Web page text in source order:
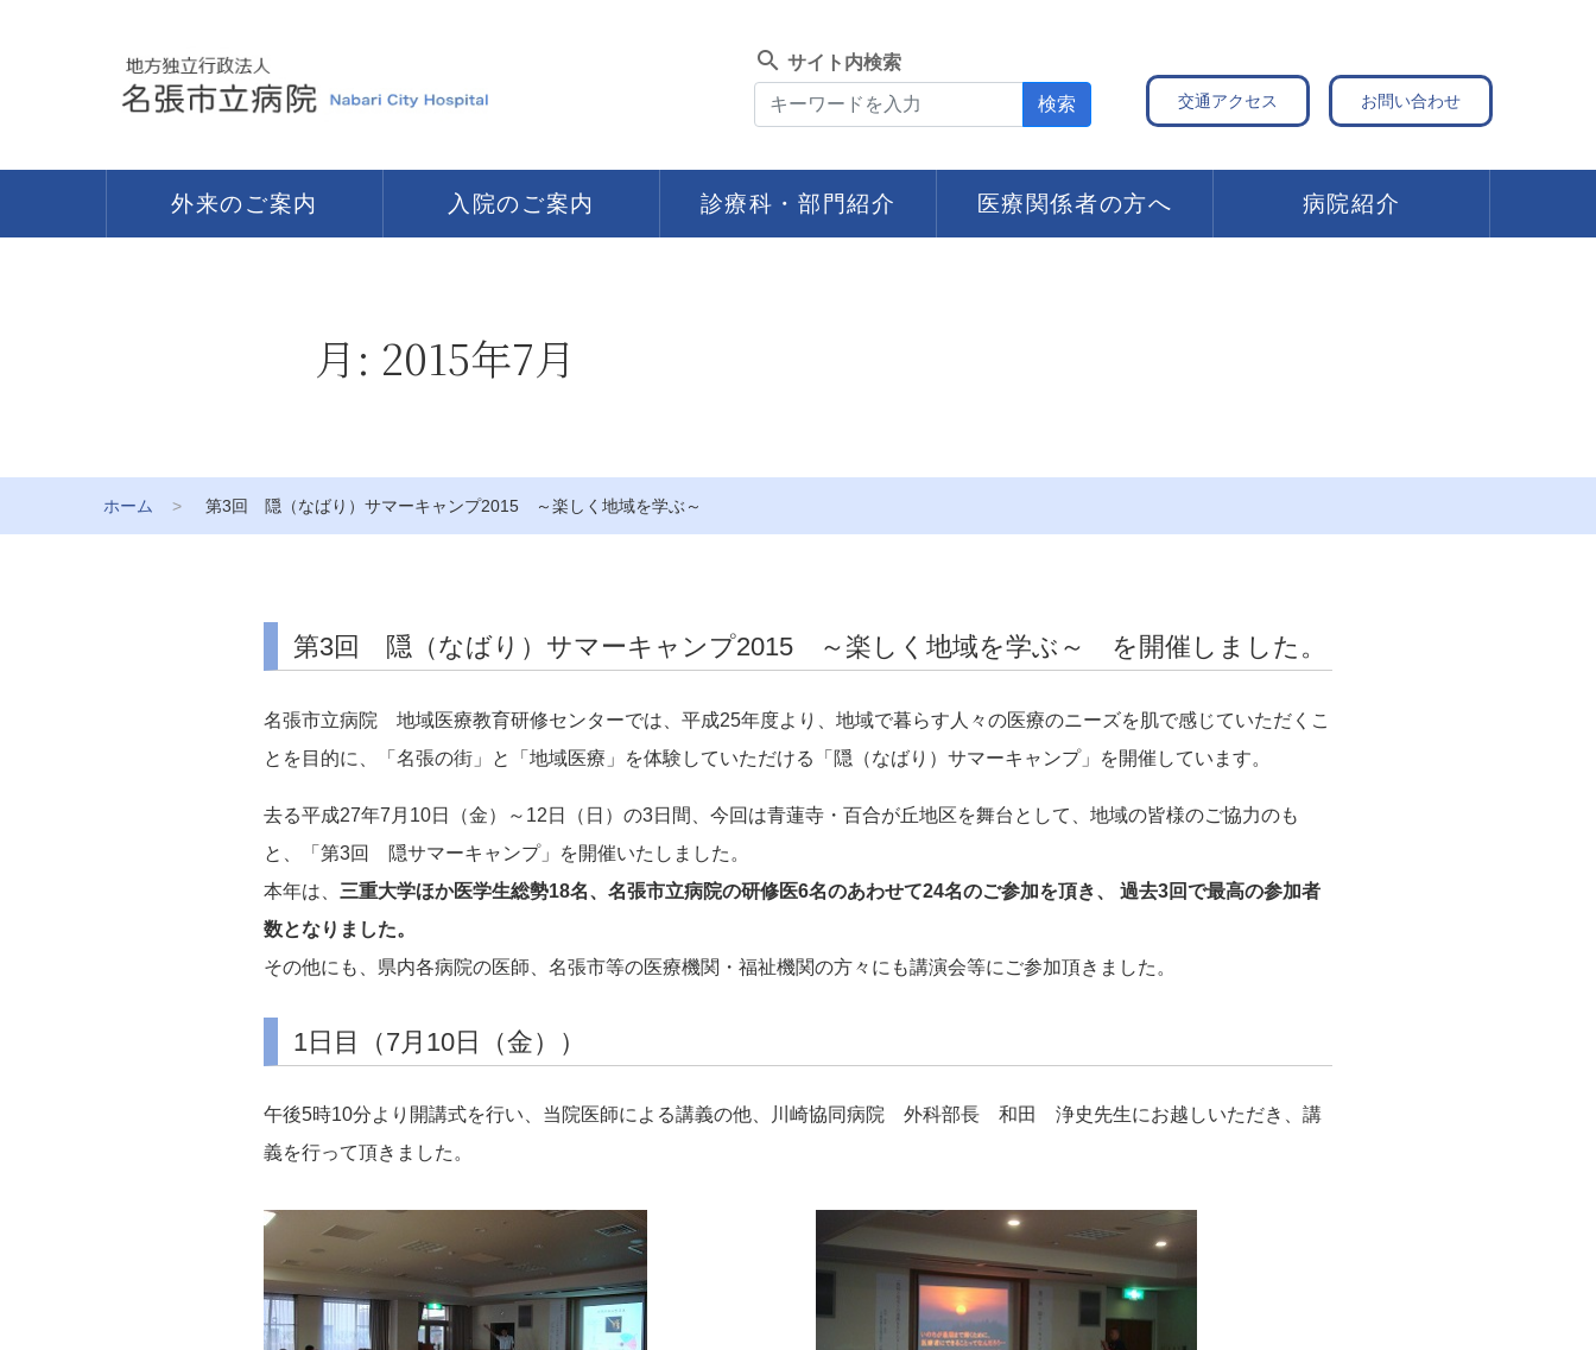
search サイト内検索
検索 交通アクセス お問い合わせ
外来のご案内 入院のご案内 診療科・部門紹介 医療関係者の方へ 病院紹介
月: 2015年7月
ホーム 第3回 隠（なばり）サマーキャンプ2015 ～楽しく地域を学ぶ～
第3回 隠（なばり）サマーキャンプ2015 ～楽しく地域を学ぶ～ を開催しました。
名張市立病院 地域医療教育研修センターでは、平成25年度より、地域で暮らす人々の医療のニーズを肌で感じていただくこ
とを目的に、「名張の街」と「地域医療」を体験していただける「隠（なばり）サマーキャンプ」を開催しています。
去る平成27年7月10日（金）～12日（日）の3日間、今回は青蓮寺・百合が丘地区を舞台として、地域の皆様のご協力のも
と、「第3回 隠サマーキャンプ」を開催いたしました。
本年は、 三重大学ほか医学生総勢18名、名張市立病院の研修医6名のあわせて24名のご参加を頂き、 過去3回で最高の参加者
数となりました。
その他にも、県内各病院の医師、名張市等の医療機関・福祉機関の方々にも講演会等にご参加頂きました。
1日目（7月10日（金））
午後5時10分より開講式を行い、当院医師による講義の他、川崎協同病院 外科部長 和田 浄史先生にお越しいただき、講
義を行って頂きました。